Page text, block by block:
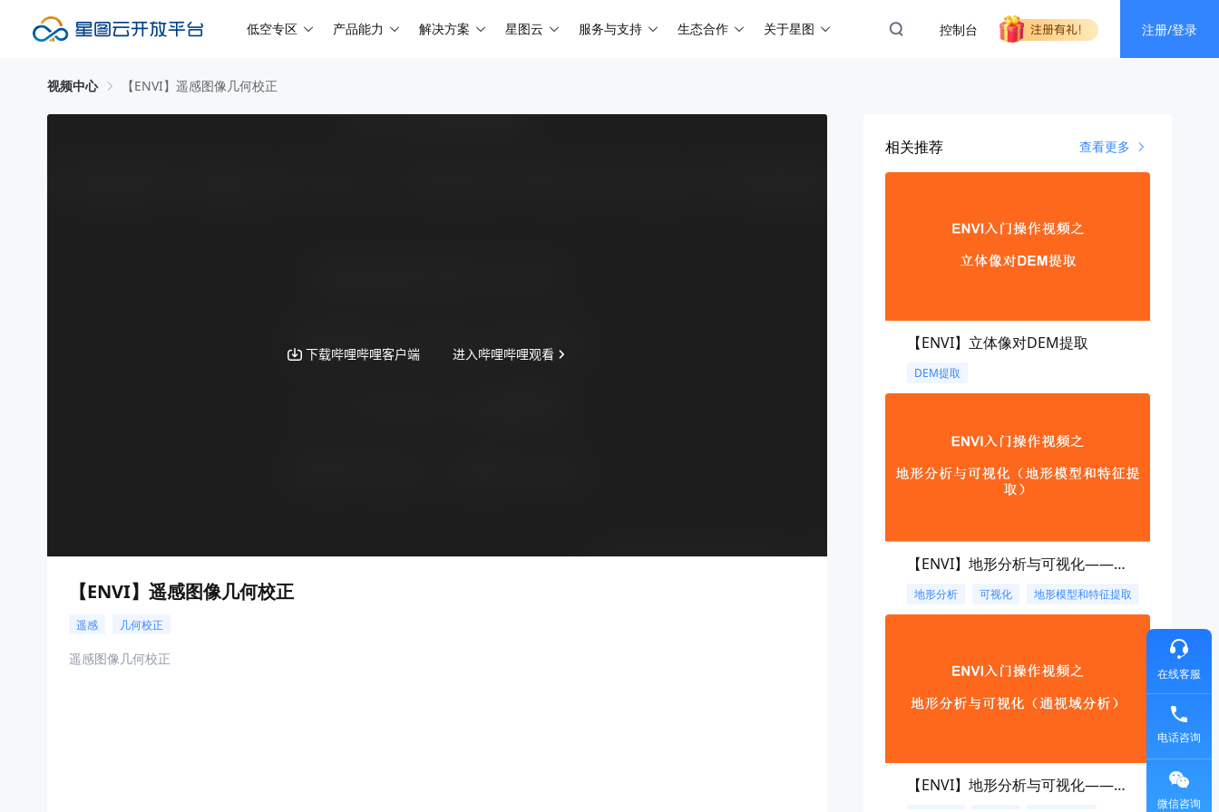
低空专区 产品能力 解决方案 星图云 服务与支持 生态合作 关于星图 控制台 注册/登录
视频中心 【ENVI】遥感图像几何校正
【ENVI】遥感图像几何校正
遥感 几何校正
遥感图像几何校正
相关推荐 查看更多
【ENVI】立体像对DEM提取
DEM提取
【ENVI】地形分析与可视化——envi地形模型和特征提取
地形分析 可视化 地形模型和特征提取
【ENVI】地形分析与可视化——envi通视域分析
在线客服
电话咨询
微信咨询